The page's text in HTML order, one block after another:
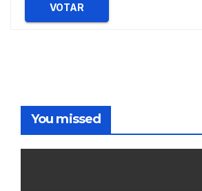
VOTAR
You missed